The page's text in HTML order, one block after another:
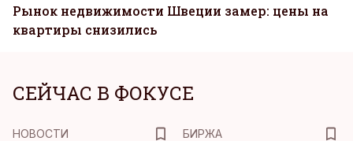
Рынок недвижимости Швеции замер: цены на
квартиры снизились
СЕЙЧАС В ФОКУСЕ
НОВОСТИ
БИРЖА